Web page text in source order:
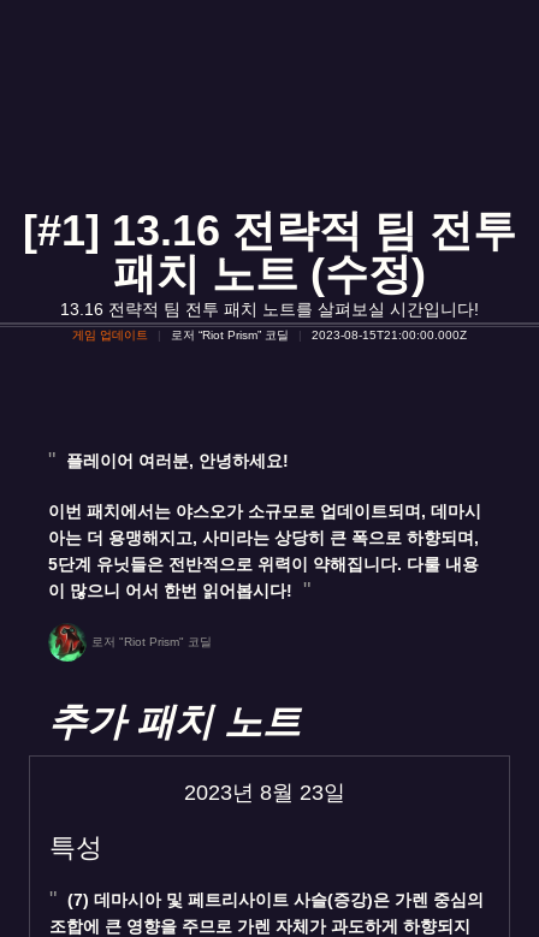
[#1] 13.16 전략적 팀 전투
패치 노트 (수정)
13.16 전략적 팀 전투 패치 노트를 살펴보실 시간입니다!
게임 업데이트 로저 “Riot Prism” 코딜 2023-08-15T21:00:00.000Z
플레이어 여러분, 안녕하세요!
이번 패치에서는 야스오가 소규모로 업데이트되며, 데마시
아는 더 용맹해지고, 사미라는 상당히 큰 폭으로 하향되며,
5단계 유닛들은 전반적으로 위력이 약해집니다. 다룰 내용
이 많으니 어서 한번 읽어봅시다!
로저 "Riot Prism" 코딜
추가 패치 노트
2023년 8월 23일
특성
(7) 데마시아 및 페트리사이트 사슬(증강)은 가렌 중심의
조합에 큰 영향을 주므로 가렌 자체가 과도하게 하향되지